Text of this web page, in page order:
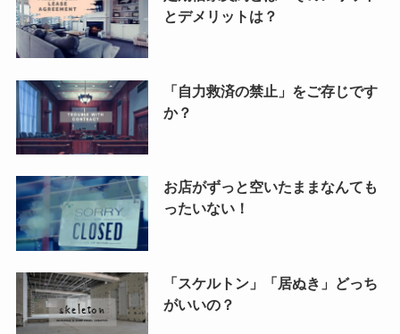
とデメリットは？
「自力救済の禁止」をご存じです
か？
お店がずっと空いたままなんても
ったいない！
「スケルトン」「居ぬき」どっち
がいいの？